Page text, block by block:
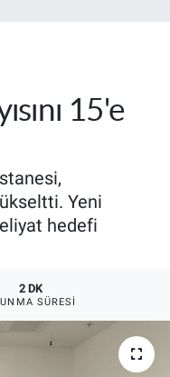
15'e
Yeni
hedefi
2 DK
SÜRESI